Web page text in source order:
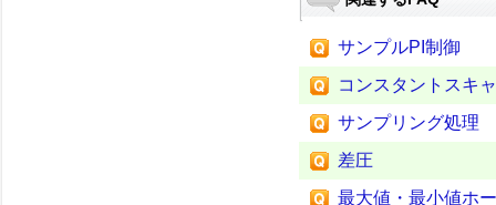
サンプルPI制御
コンスタントスキ
サンプリング処理
差圧
最大値・最小値ホ